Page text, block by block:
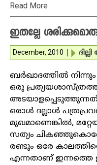
Read More
ഇതല്ലേ
December, 2010
ബര്‍ഖാദത്തില്‍
ഒരു
ഒരാള്‍ ദല്ലാള്‍
മുഖമാണെങ്കില്‍,
സത്യം
രണ്ടും ഒരേ
എന്നതാണ് ഇന്നത്തെ